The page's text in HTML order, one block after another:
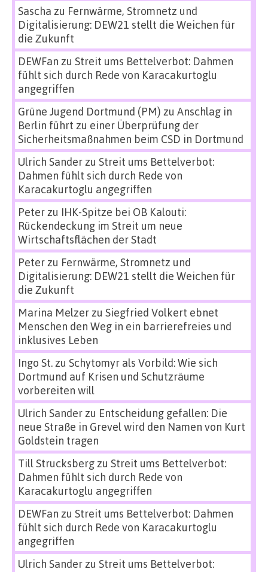
Sascha zu Fernwärme, Stromnetz und
Digitalisierung: DEW21 stellt die Weichen für
die Zukunft
DEWFan zu Streit ums Bettelverbot: Dahmen
fühlt sich durch Rede von Karacakurtoglu
angegriffen
Grüne Jugend Dortmund (PM) zu Anschlag in
Berlin führt zu einer Überprüfung der
Sicherheitsmaßnahmen beim CSD in Dortmund
Ulrich Sanderzu Streit ums Bettelverbot:
Dahmen fühlt sich durch Rede von
Karacakurtoglu angegriffen
Peterzu IHK-Spitze bei OB Kalouti:
Rückendeckung im Streit um neue
Wirtschaftsflächen der Stadt
Peterzu Fernwärme, Stromnetz und
Digitalisierung: DEW21 stellt die Weichen für
die Zukunft
Marina Melzerzu Siegfried Volkert ebnet
Menschen den Weg in ein barrierefreies und
inklusives Leben
Ingo St.zu Schytomyr als Vorbild: Wie sich
Dortmund auf Krisen und Schutzräume
vorbereiten will
Ulrich Sanderzu Entscheidung gefallen: Die
neue Straße in Grevel wird den Namen von Kurt
Goldstein tragen
Till Strucksbergzu Streit ums Bettelverbot:
Dahmen fühlt sich durch Rede von
Karacakurtoglu angegriffen
DEWFan zu Streit ums Bettelverbot: Dahmen
fühlt sich durch Rede von Karacakurtoglu
angegriffen
Ulrich Sanderzu Streit ums Bettelverbot: